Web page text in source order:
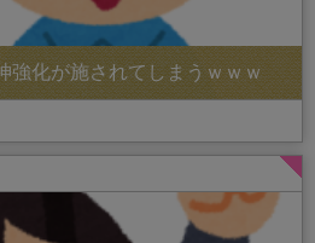
強化が施されてしまうｗｗｗ